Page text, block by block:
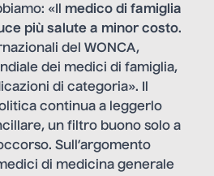
«Il medico di famiglia
più salute a minor costo.
del WONCA,
dei medici di famiglia,
di categoria». Il
continua a leggerlo
un filtro buono solo a
Sull’argomento
di medicina generale